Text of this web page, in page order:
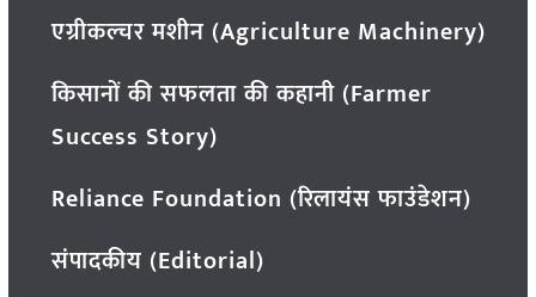
एग्रीकल्चर मशीन (Agriculture Machinery)
किसानों की सफलता की कहानी (Farmer
Success Story)
Reliance Foundation (रिलायंस फाउंडेशन)
संपादकीय (Editorial)